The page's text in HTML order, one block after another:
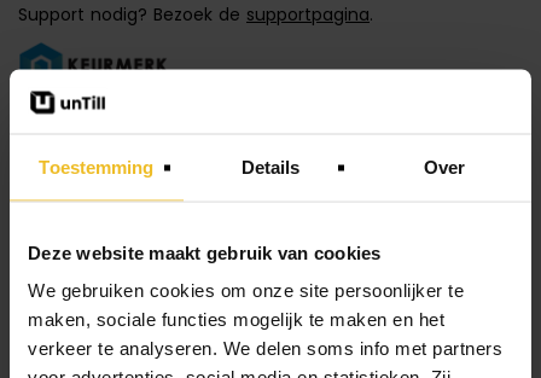
Toestemming Details Over
Deze website maakt gebruik van cookies
We gebruiken cookies om onze site persoonlijker te
maken, sociale functies mogelijk te maken en het
verkeer te analyseren. We delen soms info met partners
Support nodig? Bezoek de supportpagina.
Menu
Koppelingen
Blog
Referenties
Downloads